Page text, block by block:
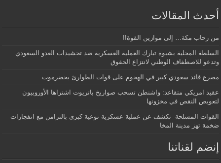
أحدث المقالات
من رحاب مكة… إلى موازين القوة!!
السلطة المحلية بشبوة تبارك العملية العسكرية ضد تحشيدات العدو السعودي
وتدعو للاصطفاف الوطني لانتزاع الحقوق
مصرع قائد سعودي كبير في الهجوم على قوات الطوارئ بحضرموت
عقيد امريكي متقاعد: واشنطن تسحب صواريخ باتريوت اشتراها الأوروبيون
لتعويض النقص في مخزونها
القوات المسلحة تكشف عن عملية عسكرية نوعية كبرى بالتزامن مع انفجارات
ضخمة تهز مدينة المخا
إنضم لقناتنا